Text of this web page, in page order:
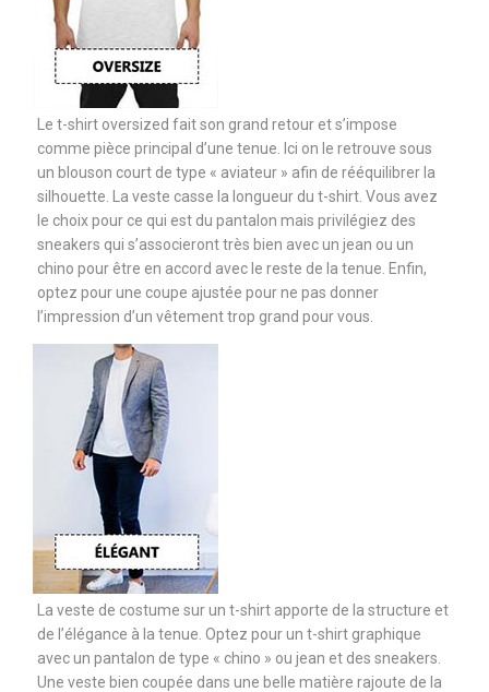
Le t-shirt oversized fait son grand retour et s’impose
comme pièce principal d’une tenue. Ici on le retrouve sous
un blouson court de type « aviateur » afin de rééquilibrer la
silhouette. La veste casse la longueur du t-shirt. Vous avez
le choix pour ce qui est du pantalon mais privilégiez des
sneakers qui s’associeront très bien avec un jean ou un
chino pour être en accord avec le reste de la tenue. Enfin,
optez pour une coupe ajustée pour ne pas donner
l’impression d’un vêtement trop grand pour vous.
La veste de costume sur un t-shirt apporte de la structure et
de l’élégance à la tenue. Optez pour un t-shirt graphique
avec un pantalon de type « chino » ou jean et des sneakers.
Une veste bien coupée dans une belle matière rajoute de la